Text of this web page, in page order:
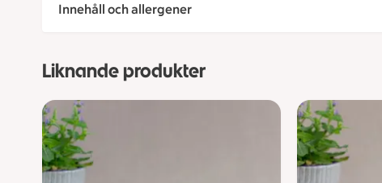
Innehåll och allergener
Liknande produkter